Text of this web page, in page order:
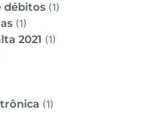
débitos (1)
(1)
2021 (1)
(1)